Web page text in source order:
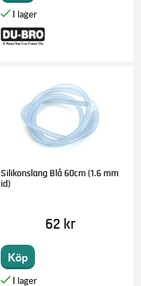
Silikonslang Blå 60cm (1.6 mm
id)
62 kr
Köp